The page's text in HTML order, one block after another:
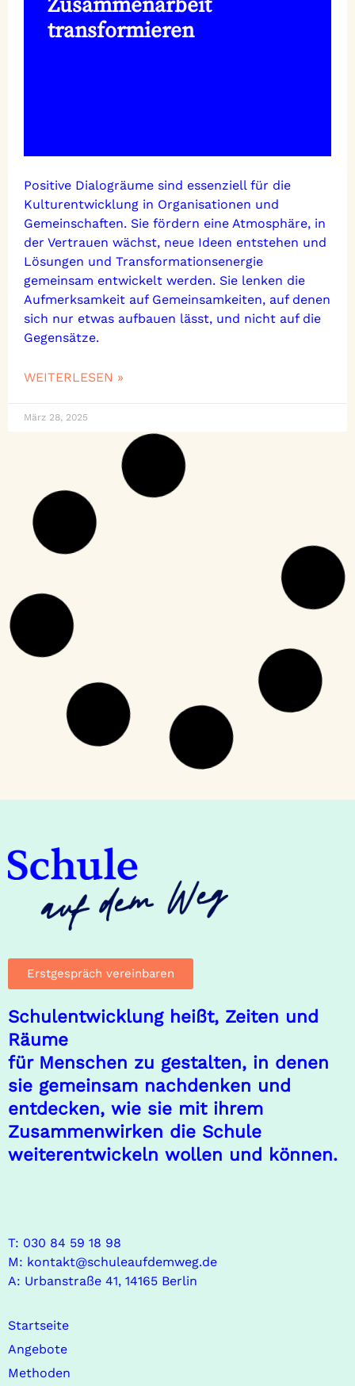
Zusammenarbeit
transformieren
Positive Dialogräume sind essenziell für die
Kulturentwicklung in Organisationen und
Gemeinschaften. Sie fördern eine Atmosphäre, in
der Vertrauen wächst, neue Ideen entstehen und
Lösungen und Transformationsenergie
gemeinsam entwickelt werden. Sie lenken die
Aufmerksamkeit auf Gemeinsamkeiten, auf denen
sich nur etwas aufbauen lässt, und nicht auf die
Gegensätze.
WEITERLESEN »
März 28, 2025
So gelingt
Schulentwicklung: Ein
Leitfaden für Ihre Schule
In der heutigen Zeit stehen Schulen vor enormen
Herausforderungen. Während der tägliche
Auseinandersetzung mit den Veränderungen, die
die Gesellschaft und die Zukunft mit sich bringen.
In diesem Blog-Beitrag erfahren Sie, wie
Schulentwicklung erfolgreich gelingen kann und
welche Rolle Leadership dabei spielt.
WEITERLESEN »
Diagnoseworkshop zur
Schulentwicklung
Schulen wollen und müssen sich entwickeln, um
zukunftsfähig zu bleiben und den Lebensraum
Schule für alle Beteiligten zu einem Erfolgsraum